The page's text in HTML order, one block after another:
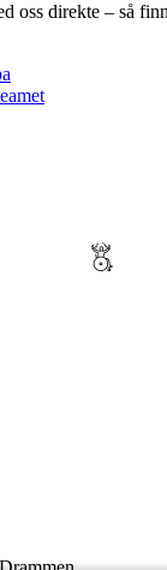
oss direkte – så